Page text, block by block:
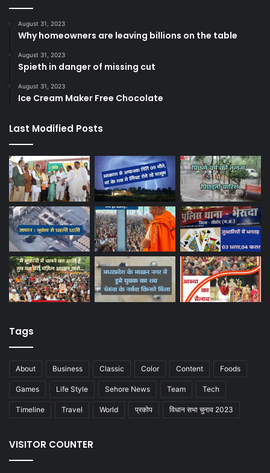
August 31, 2023
Why homeowners are leaving billions on the table
August 31, 2023
Spieth in danger of missing cut
August 31, 2023
Ice Cream Maker Free Chocolate
Last Modified Posts
Tags
About Business Classic Color Content Foods
Games Life Style Sehore News Team Tech
Timeline Travel World प्रकोप विधान सभा चुनाव 2023
VISITOR COUNTER